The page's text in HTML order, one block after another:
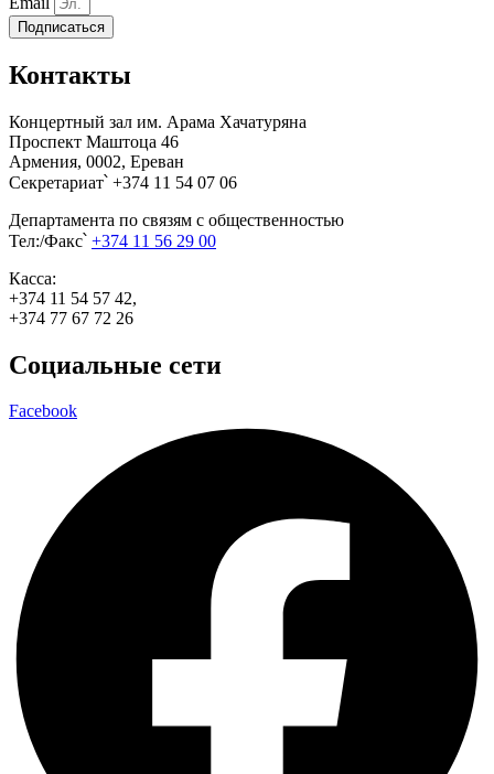
Подписаться
Контакты
Концертный зал им. Арама Хачатуряна
Проспект Маштоца 46
Армения, 0002, Ереван
Секретариат՝ +374 11 54 07 06
Департамента по связям с общественностью
Тел:/Факс՝ +374 11 56 29 00
Касса:
+374 11 54 57 42,
+374 77 67 72 26
Социальные сети
Facebook